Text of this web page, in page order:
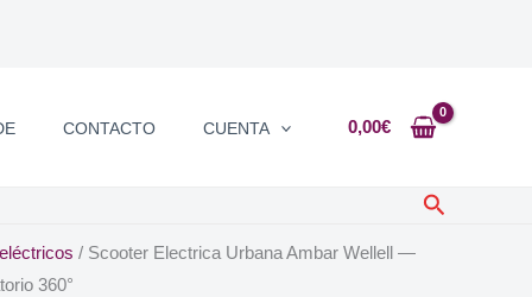
CONTACTO CUENTA 0,00€
Buscar
/ Scooter Electrica Urbana Ambar Wellell —
360°